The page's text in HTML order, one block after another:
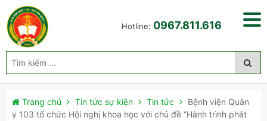
Hotline: 0967.811.616
Trang chủ Tin tức sự kiện Tin tức
Bệnh viện Quân
y 103 tổ chức Hội nghị khoa học với chủ đề “Hành trình phát